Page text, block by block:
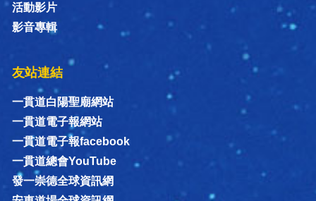
活動影片
影音專輯
友站連結
一貫道白陽聖廟網站
一貫道電子報網站
一貫道電子報facebook
一貫道總會YouTube
發一崇德全球資訊網